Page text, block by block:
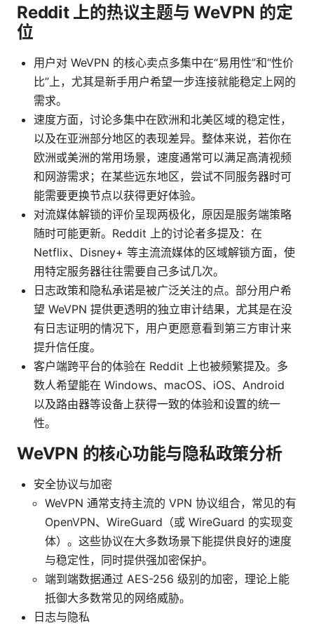
Reddit 上的热议主题与 WeVPN 的定
位
用户对 WeVPN 的核心卖点多集中在“易用性”和“性价
比”上，尤其是新手用户希望一步连接就能稳定上网的
需求。
速度方面，讨论多集中在欧洲和北美区域的稳定性，
以及在亚洲部分地区的表现差异。整体来说，若你在
欧洲或美洲的常用场景，速度通常可以满足高清视频
和网游需求；在某些远东地区，尝试不同服务器时可
能需要更换节点以获得更好体验。
对流媒体解锁的评价呈现两极化，原因是服务端策略
随时可能更新。Reddit 上的讨论者多提及：在
Netflix、Disney+ 等主流流媒体的区域解锁方面，使
用特定服务器往往需要自己多试几次。
日志政策和隐私承诺是被广泛关注的点。部分用户希
望 WeVPN 提供更透明的独立审计结果，尤其是在没
有日志证明的情况下，用户更愿意看到第三方审计来
提升信任度。
客户端跨平台的体验在 Reddit 上也被频繁提及。多
数人希望能在 Windows、macOS、iOS、Android
以及路由器等设备上获得一致的体验和设置的统一
性。
WeVPN 的核心功能与隐私政策分析
安全协议与加密
WeVPN 通常支持主流的 VPN 协议组合，常见的有
OpenVPN、WireGuard（或 WireGuard 的实现变
体）。这些协议在大多数场景下能提供良好的速度
与稳定性，同时提供强加密保护。
端到端数据通过 AES-256 级别的加密，理论上能
抵御大多数常见的网络威胁。
日志与隐私